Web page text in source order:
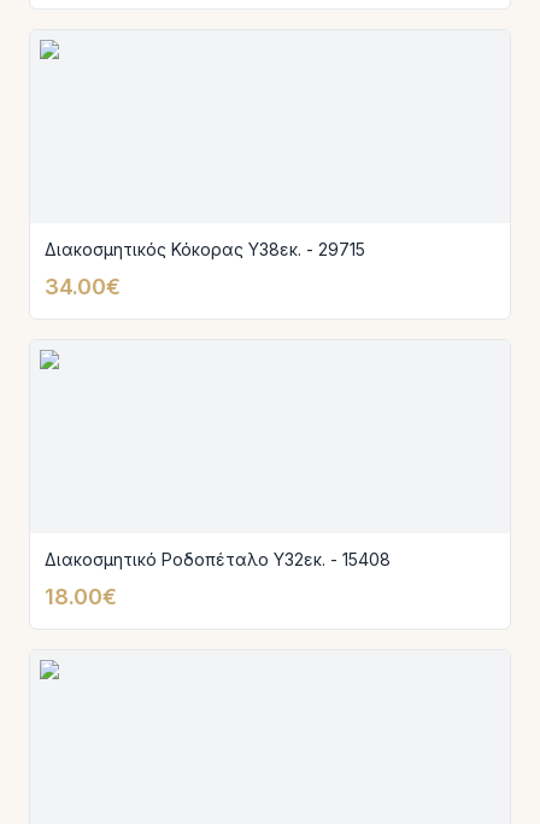
Διακοσμητικός Κόκορας Υ38εκ. - 29715
34.00€
Διακοσμητικό Ροδοπέταλο Υ32εκ. - 15408
18.00€